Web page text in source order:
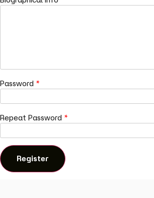
Password *
Repeat Password *